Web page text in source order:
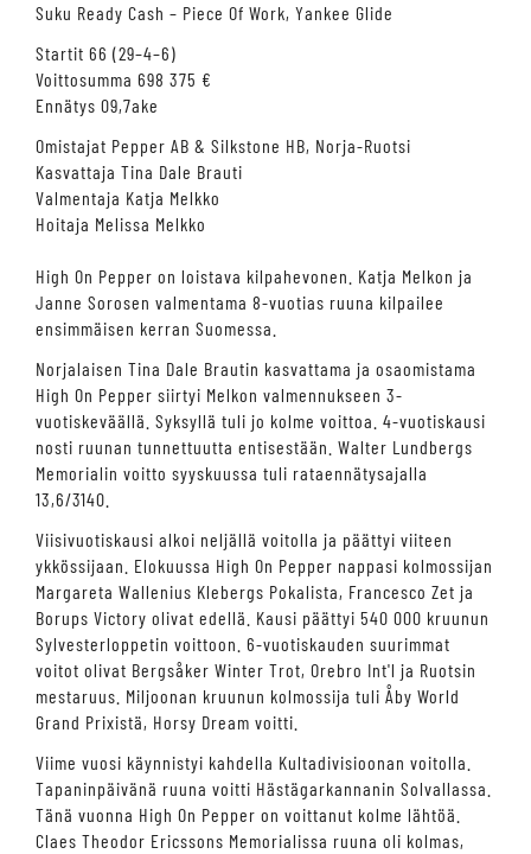
Suku Ready Cash – Piece Of Work, Yankee Glide
Startit 66 (29–4–6)
Voittosumma 698 375 €
Ennätys 09,7ake
Omistajat Pepper AB & Silkstone HB, Norja-Ruotsi
Kasvattaja Tina Dale Brauti
Valmentaja Katja Melkko
Hoitaja Melissa Melkko
High On Pepper on loistava kilpahevonen. Katja Melkon ja
Janne Sorosen valmentama 8-vuotias ruuna kilpailee
ensimmäisen kerran Suomessa.
Norjalaisen Tina Dale Brautin kasvattama ja osaomistama
High On Pepper siirtyi Melkon valmennukseen 3-
vuotiskeväällä. Syksyllä tuli jo kolme voittoa. 4-vuotiskausi
nosti ruunan tunnettuutta entisestään. Walter Lundbergs
Memorialin voitto syyskuussa tuli rataennätysajalla
13,6/3140.
Viisivuotiskausi alkoi neljällä voitolla ja päättyi viiteen
ykkössijaan. Elokuussa High On Pepper nappasi kolmossijan
Margareta Wallenius Klebergs Pokalista, Francesco Zet ja
Borups Victory olivat edellä. Kausi päättyi 540 000 kruunun
Sylvesterloppetin voittoon. 6-vuotiskauden suurimmat
voitot olivat Bergsåker Winter Trot, Orebro Int'l ja Ruotsin
mestaruus. Miljoonan kruunun kolmossija tuli Åby World
Grand Prixistä, Horsy Dream voitti.
Viime vuosi käynnistyi kahdella Kultadivisioonan voitolla.
Tapaninpäivänä ruuna voitti Hästägarkannanin Solvallassa.
Tänä vuonna High On Pepper on voittanut kolme lähtöä.
Claes Theodor Ericssons Memorialissa ruuna oli kolmas,